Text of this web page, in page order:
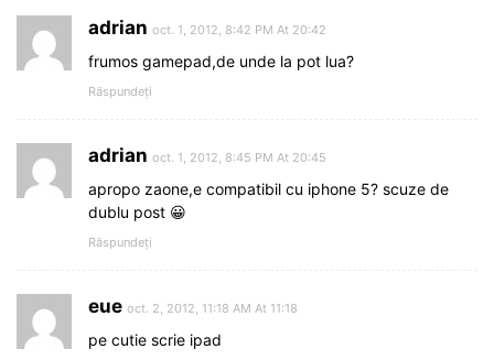
adrian oct. 1, 2012, 8:42 PM At 20:42
frumos gamepad,de unde la pot lua?
Răspundeți
adrian oct. 1, 2012, 8:45 PM At 20:45
apropo zaone,e compatibil cu iphone 5? scuze de
dublu post 😀
Răspundeți
eue oct. 2, 2012, 11:18 AM At 11:18
pe cutie scrie ipad